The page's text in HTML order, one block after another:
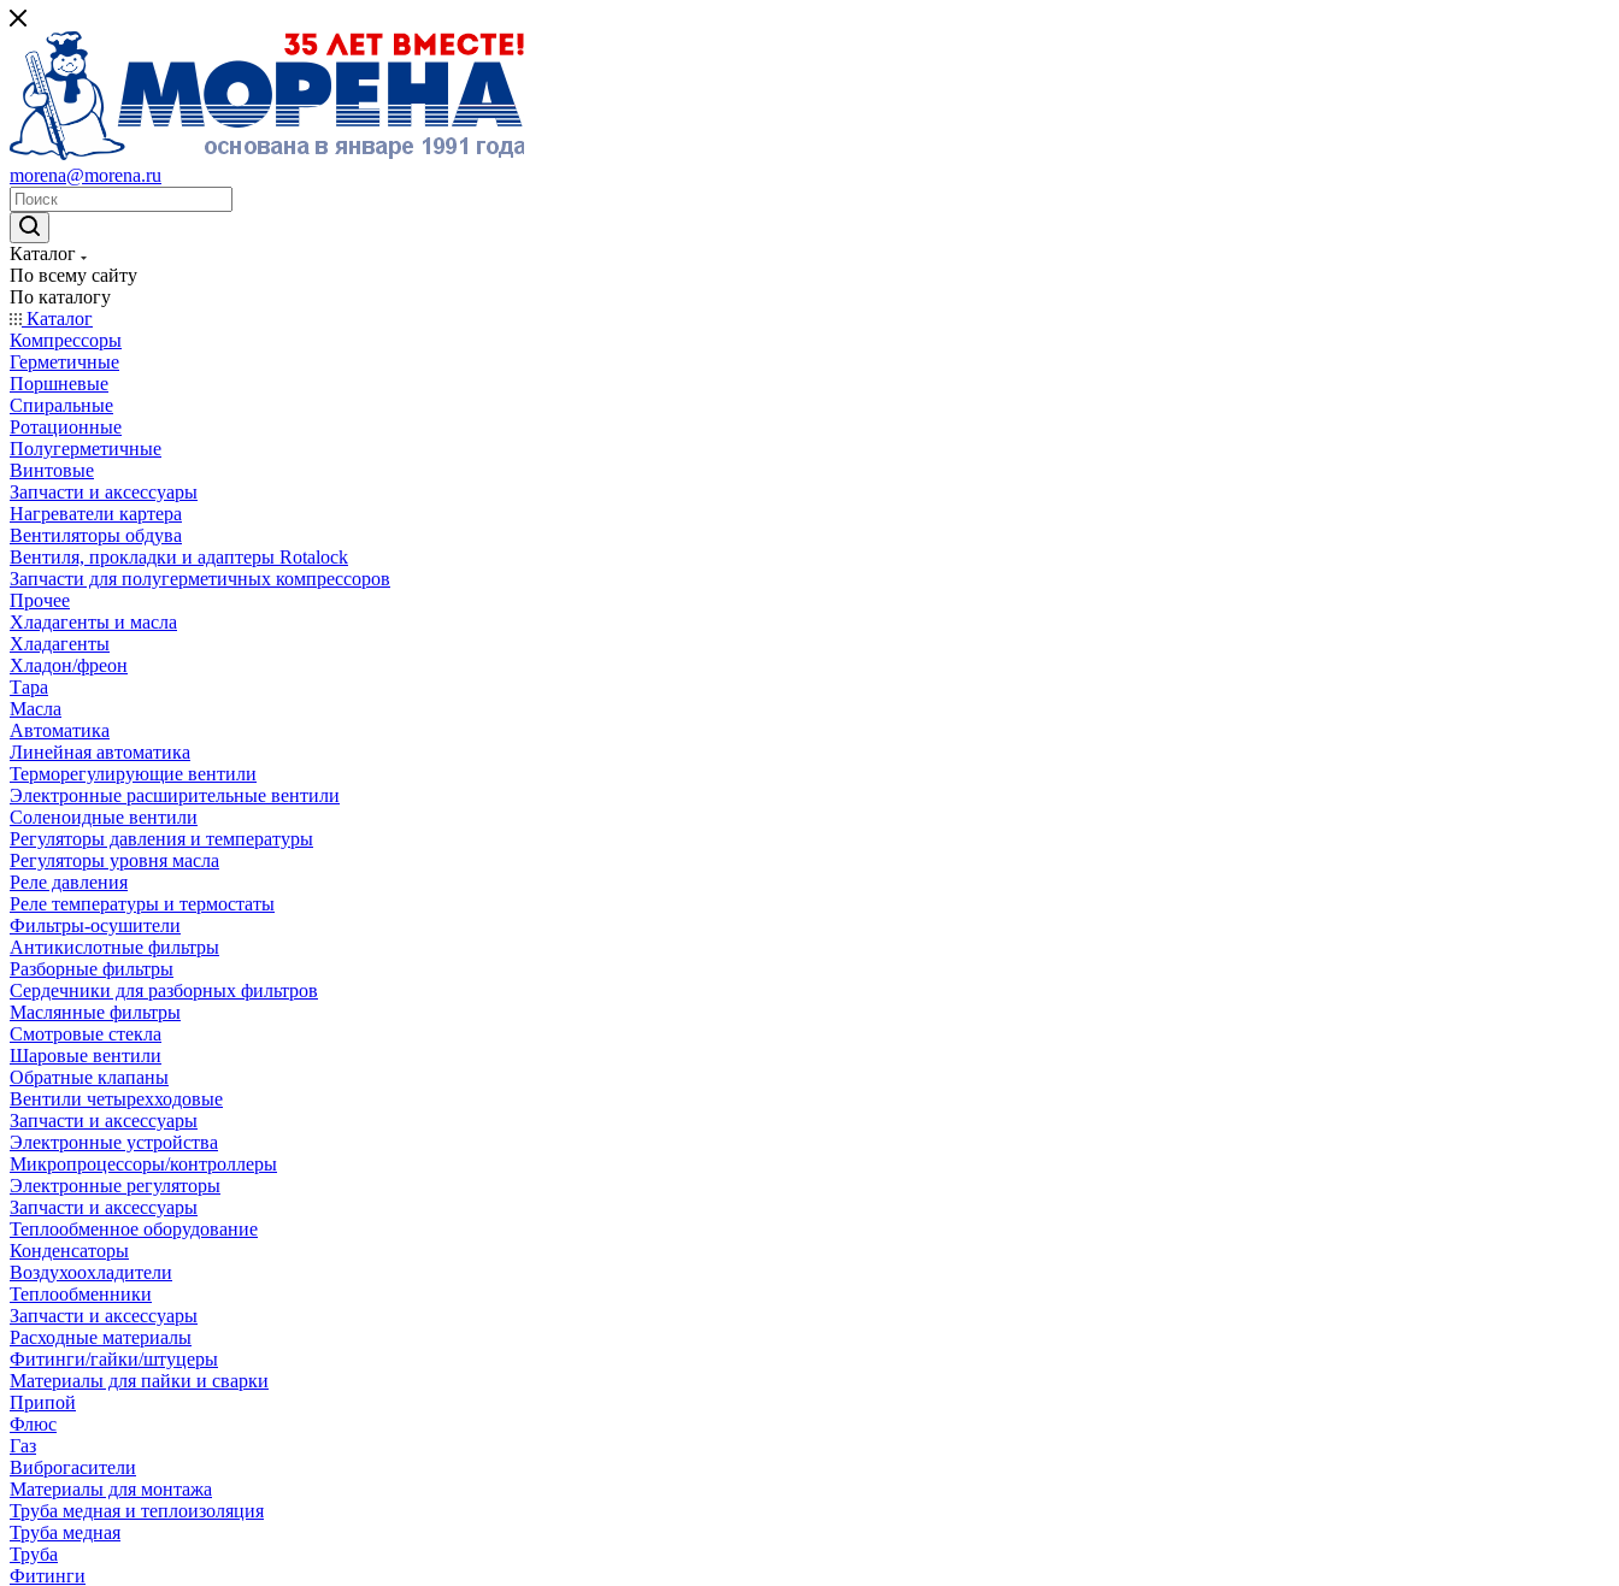
morena@morena.ru
Каталог
По всему сайту
По каталогу
Каталог
Компрессоры
Герметичные
Поршневые
Спиральные
Ротационные
Полугерметичные
Винтовые
Запчасти и аксессуары
Нагреватели картера
Вентиляторы обдува
Вентиля, прокладки и адаптеры Rotalock
Запчасти для полугерметичных компрессоров
Прочее
Хладагенты и масла
Хладагенты
Хладон/фреон
Тара
Масла
Автоматика
Линейная автоматика
Терморегулирующие вентили
Электронные расширительные вентили
Соленоидные вентили
Регуляторы давления и температуры
Регуляторы уровня масла
Реле давления
Реле температуры и термостаты
Фильтры-осушители
Антикислотные фильтры
Разборные фильтры
Сердечники для разборных фильтров
Маслянные фильтры
Смотровые стекла
Шаровые вентили
Обратные клапаны
Вентили четырехходовые
Запчасти и аксессуары
Электронные устройства
Микропроцессоры/контроллеры
Электронные регуляторы
Запчасти и аксессуары
Теплообменное оборудование
Конденсаторы
Воздухоохладители
Теплообменники
Запчасти и аксессуары
Расходные материалы
Фитинги/гайки/штуцеры
Материалы для пайки и сварки
Припой
Флюс
Газ
Виброгасители
Материалы для монтажа
Труба медная и теплоизоляция
Труба медная
Труба
Фитинги